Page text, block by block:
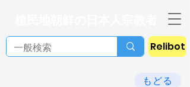
Relibot
もどる